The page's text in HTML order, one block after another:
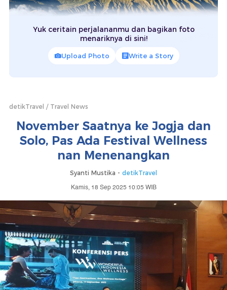
Yuk ceritain perjalananmu dan bagikan foto
menariknya di sini!
Upload Photo Write a Story
detikTravel Travel News
November Saatnya ke Jogja dan
Solo, Pas Ada Festival Wellness
nan Menenangkan
Syanti Mustika - detikTravel
Kamis, 18 Sep 2025 10:05 WIB